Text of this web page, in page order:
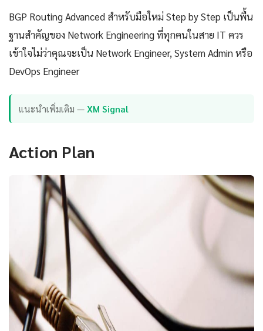
BGP Routing Advanced สำหรับมือใหม่ Step by Step เป็นพื้น
ฐานสำคัญของ Network Engineering ที่ทุกคนในสาย IT ควร
เข้าใจไม่ว่าคุณจะเป็น Network Engineer, System Admin หรือ
DevOps Engineer
แนะนำเพิ่มเติม —XM Signal
Action Plan